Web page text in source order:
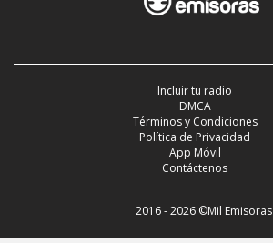
Incluir tu radio
DMCA
Términos y Condiciones
Política de Privacidad
App Móvil
Contáctenos
2016 - 2026 ©Mil Emisoras